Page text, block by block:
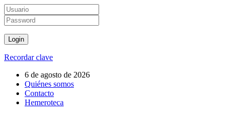
Recordar clave
6 de agosto de 2026
Quiénes somos
Contacto
Hemeroteca